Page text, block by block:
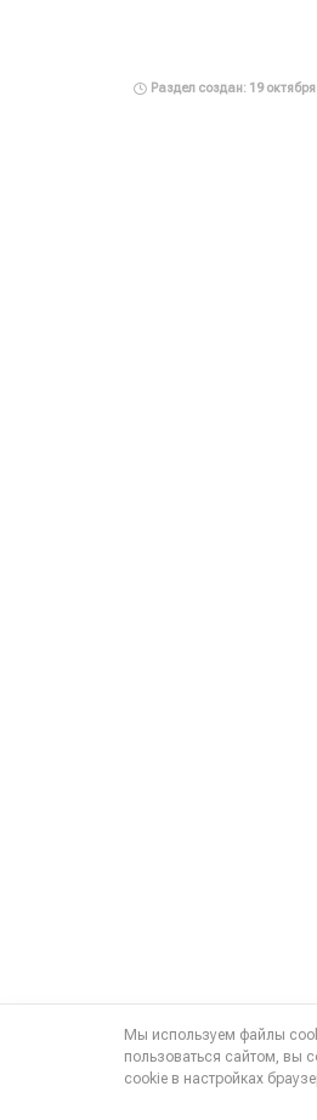
Раздел создан: 19
Мы используем файлы
пользоваться сайтом, вы
cookie в настройках